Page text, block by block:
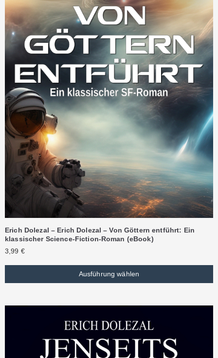
Erich Dolezal – Erich Dolezal – Von Göttern entführt: Ein
klassischer Science-Fiction-Roman (eBook)
3,99 €
Ausführung wählen